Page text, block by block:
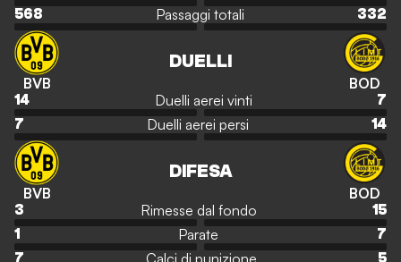
568
Passaggi totali 332
BVB
DUELLI
BOD
14 Duelli aerei vinti
7
7
Duelli aerei persi 14
BVB
DIFESA
BOD
3 Rimesse dal fondo
15
1
Parate
7
7
Calci di punizione 5